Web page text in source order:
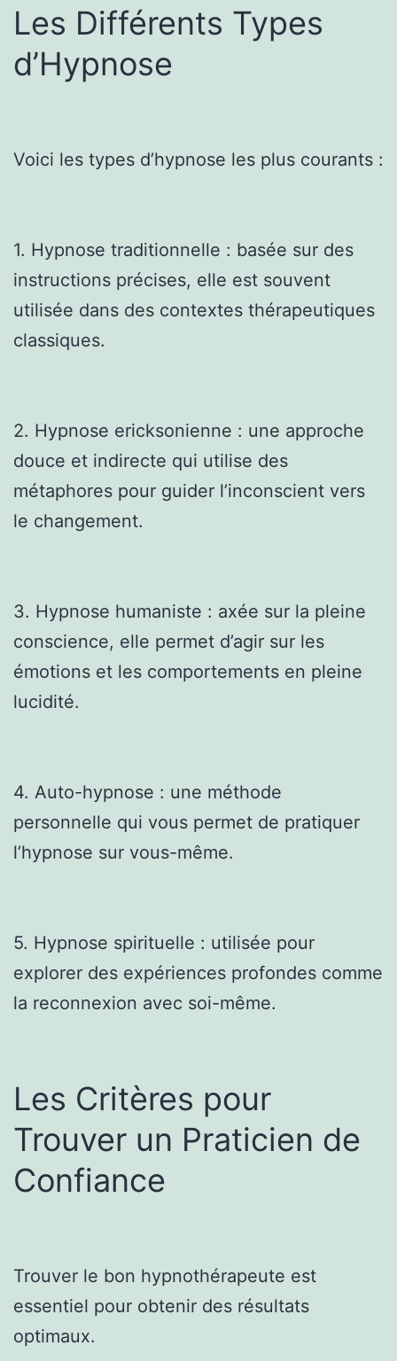
Les Différents Types
d’Hypnose
Voici les types d’hypnose les plus courants :
1. Hypnose traditionnelle : basée sur des
instructions précises, elle est souvent
utilisée dans des contextes thérapeutiques
classiques.
2. Hypnose ericksonienne : une approche
douce et indirecte qui utilise des
métaphores pour guider l’inconscient vers
le changement.
3. Hypnose humaniste : axée sur la pleine
conscience, elle permet d’agir sur les
émotions et les comportements en pleine
lucidité.
4. Auto-hypnose : une méthode
personnelle qui vous permet de pratiquer
l’hypnose sur vous-même.
5. Hypnose spirituelle : utilisée pour
explorer des expériences profondes comme
la reconnexion avec soi-même.
Les Critères pour
Trouver un Praticien de
Confiance
Trouver le bon hypnothérapeute est
essentiel pour obtenir des résultats
optimaux.